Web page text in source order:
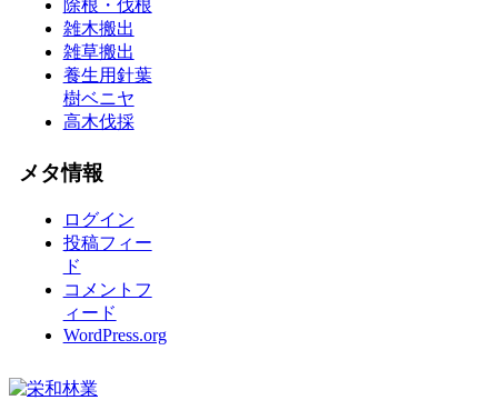
除根・伐根
雑木搬出
雑草搬出
養生用針葉
樹ベニヤ
高木伐採
メタ情報
ログイン
投稿フィー
ド
コメントフ
ィード
WordPress.org